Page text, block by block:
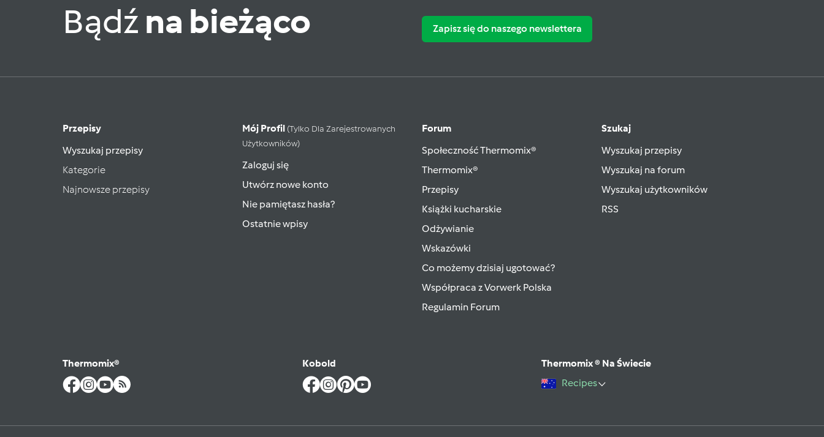
Bądź na bieżąco Zapisz się do naszego newslettera
Przepisy
Wyszukaj przepisy
Kategorie
Najnowsze przepisy
Mój Profil (tylko Dla Zarejestrowanych
Użytkowników)
Zaloguj się
Utwórz nowe konto
Nie pamiętasz hasła?
Ostatnie wpisy
Forum
Społeczność Thermomix®
Thermomix®
Przepisy
Książki kucharskie
Odżywianie
Wskazówki
Co możemy dzisiaj ugotować?
Współpraca z Vorwerk Polska
Regulamin Forum
Szukaj
Wyszukaj przepisy
Wyszukaj na forum
Wyszukaj użytkowników
RSS
Thermomix® Kobold
Thermomix ® Na Świecie
Recipes